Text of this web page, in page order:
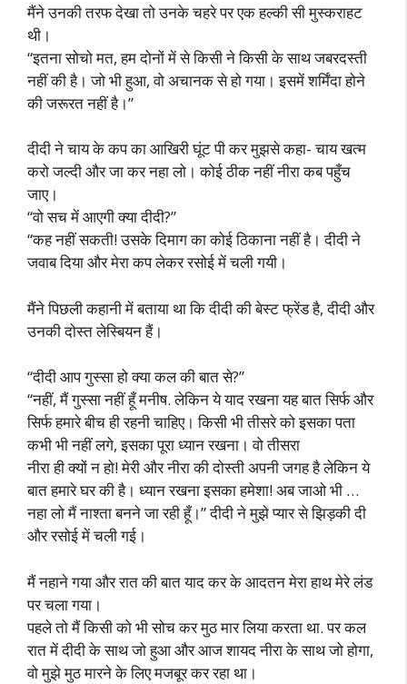
मैंने उनकी तरफ देखा तो उनके चहरे पर एक हल्की सी मुस्कराहट
थी।
“इतना सोचो मत, हम दोनों में से किसी ने किसी के साथ जबरदस्ती
नहीं की है। जो भी हुआ, वो अचानक से हो गया। इसमें शर्मिंदा होने
की जरूरत नहीं है।”
दीदी ने चाय के कप का आखिरी घूंट पी कर मुझसे कहा- चाय खत्म
करो जल्दी और जा कर नहा लो। कोई ठीक नहीं नीरा कब पहुँच
जाए।
“वो सच में आएगी क्या दीदी?”
“कह नहीं सकती! उसके दिमाग का कोई ठिकाना नहीं है। दीदी ने
जवाब दिया और मेरा कप लेकर रसोई में चली गयी।
मैंने पिछली कहानी में बताया था कि दीदी की बेस्ट फ्रेंड है, दीदी और
उनकी दोस्त लेस्बियन हैं।
“दीदी आप गुस्सा हो क्या कल की बात से?”
“नहीं, मैं गुस्सा नहीं हूँ मनीष. लेकिन ये याद रखना यह बात सिर्फ और
सिर्फ हमारे बीच ही रहनी चाहिए। किसी भी तीसरे को इसका पता
कभी भी नहीं लगे, इसका पूरा ध्यान रखना। वो तीसरा
नीरा ही क्यों न हो! मेरी और नीरा की दोस्ती अपनी जगह है लेकिन ये
बात हमारे घर की है। ध्यान रखना इसका हमेशा! अब जाओ भी …
नहा लो मैं नाश्ता बनने जा रही हूँ।” दीदी ने मुझे प्यार से झिड़की दी
और रसोई में चली गई।
मैं नहाने गया और रात की बात याद कर के आदतन मेरा हाथ मेरे लंड
पर चला गया।
पहले तो मैं किसी को भी सोच कर मुठ मार लिया करता था. पर कल
रात में दीदी के साथ जो हुआ और आज शायद नीरा के साथ जो होगा,
वो मुझे मुठ मारने के लिए मजबूर कर रहा था।